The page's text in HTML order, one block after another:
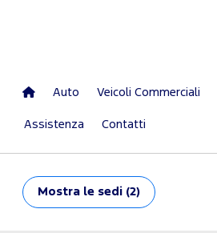
Auto Veicoli Commerciali
Assistenza Contatti
Mostra le sedi (2)